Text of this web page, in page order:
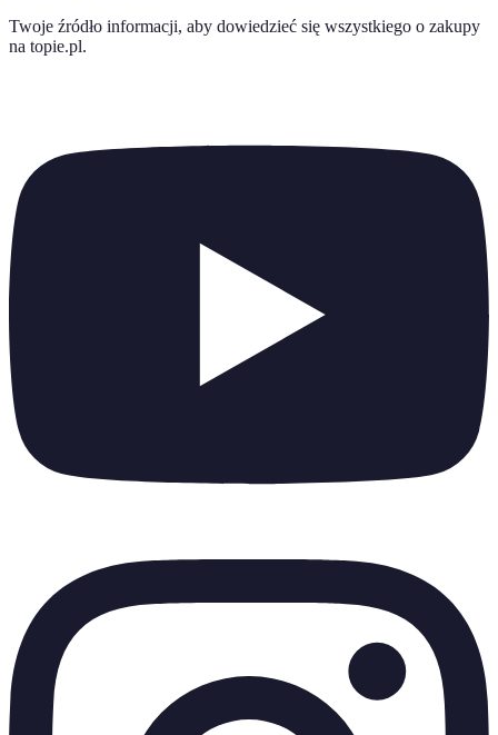
Twoje źródło informacji, aby dowiedzieć się wszystkiego o zakupy
na topie.pl.